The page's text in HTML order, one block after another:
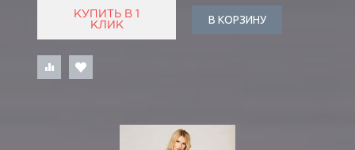
КУПИТЬ В 1
КЛИК
В КОРЗИНУ